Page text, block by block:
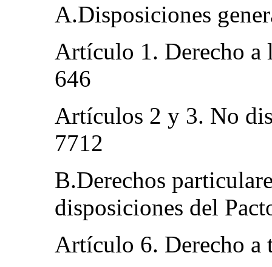
A.Disposiciones
Artículo 1. Derecho a
646
Artículos 2 y 3. No
7712
B.Derechos
disposiciones del
Artículo 6. Derecho a